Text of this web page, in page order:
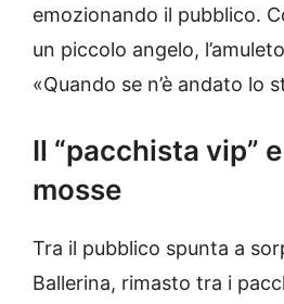
emozionando il pubblico.
un piccolo angelo,
«Quando se n’è andato lo
Il “pacchista vip”
mosse
Tra il pubblico spunta a
Ballerina, rimasto tra i